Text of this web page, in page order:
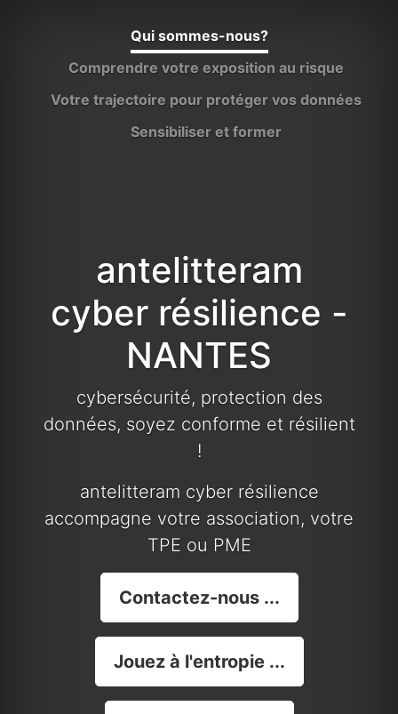
Qui sommes-nous?
Comprendre votre exposition au risque
Votre trajectoire pour protéger vos données
Sensibiliser et former
antelitteram
cyber résilience -
NANTES
cybersécurité, protection des
données, soyez conforme et résilient
!
antelitteram cyber résilience
accompagne votre association, votre
TPE ou PME
Contactez-nous ...
Jouez à l'entropie ...